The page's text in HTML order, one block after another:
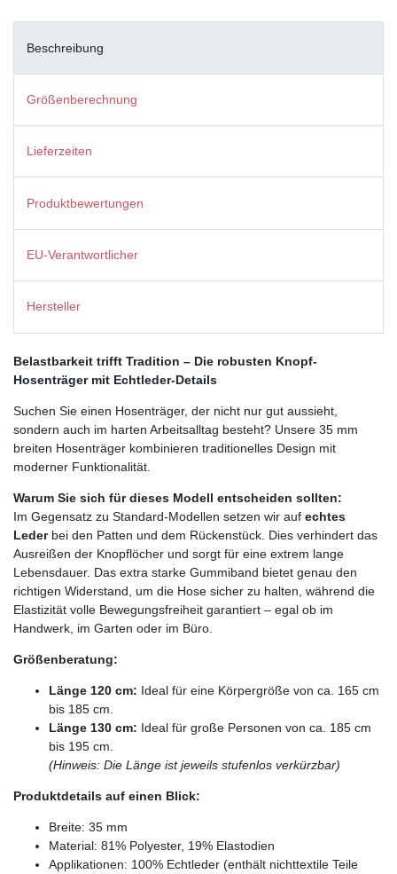
Beschreibung
Größenberechnung
Lieferzeiten
Produktbewertungen
EU-Verantwortlicher
Hersteller
Belastbarkeit trifft Tradition – Die robusten Knopf-
Hosenträger mit Echtleder-Details
Suchen Sie einen Hosenträger, der nicht nur gut aussieht,
sondern auch im harten Arbeitsalltag besteht? Unsere 35 mm
breiten Hosenträger kombinieren traditionelles Design mit
moderner Funktionalität.
Warum Sie sich für dieses Modell entscheiden sollten:
Im Gegensatz zu Standard-Modellen setzen wir auf echtes
Lederbei den Patten und dem Rückenstück. Dies verhindert das
Ausreißen der Knopflöcher und sorgt für eine extrem lange
Lebensdauer. Das extra starke Gummiband bietet genau den
richtigen Widerstand, um die Hose sicher zu halten, während die
Elastizität volle Bewegungsfreiheit garantiert – egal ob im
Handwerk, im Garten oder im Büro.
Größenberatung:
Länge 120 cm: Ideal für eine Körpergröße von ca. 165 cm
bis 185 cm.
Länge 130 cm: Ideal für große Personen von ca. 185 cm
bis 195 cm.
(Hinweis: Die Länge ist jeweils stufenlos verkürzbar)
Produktdetails auf einen Blick:
Breite: 35 mm
Material: 81% Polyester, 19% Elastodien
Applikationen: 100% Echtleder (enthält nichttextile Teile